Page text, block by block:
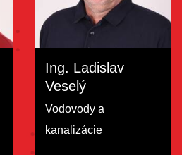
Ing. Ladislav
Veselý
Vodovody a
kanalizácie